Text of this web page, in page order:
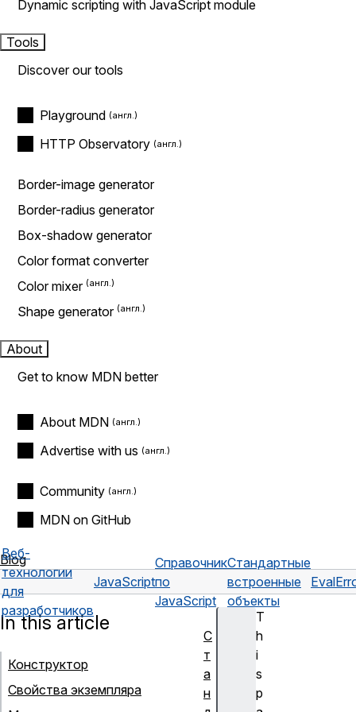
Dynamic scripting with JavaScript module
Tools
Discover our tools
Playground
HTTP Observatory
Border-image generator
Border-radius generator
Box-shadow generator
Color format converter
Color mixer
Shape generator
About
Get to know MDN better
About MDN
Advertise with us
Community
MDN on GitHub
Blog
Веб-
технологии
для
разработчиков
JavaScript
Справочник
по
JavaScript
Стандартные
встроенные
объекты
T
h
i
s
p
In this article
Конструктор
Свойства экземпляра
С
т
а
н